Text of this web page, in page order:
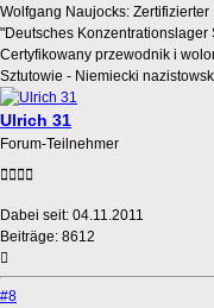
Wolfgang Naujocks:
"Deutsches Konzentrationslager
Certyfikowany przewodnik i
Sztutowie - Niemiecki
Ulrich 31
Forum-Teilnehmer
Dabei seit: 04.11.2011
Beiträge: 8612
#8